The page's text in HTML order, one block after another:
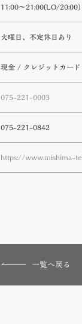
11:00〜21:00(LO/20:00)
火曜日、不定休日あり
現金 / クレジットカード
075-221-0003
075-221-0842
https://www.mishima-
一覧へ戻る